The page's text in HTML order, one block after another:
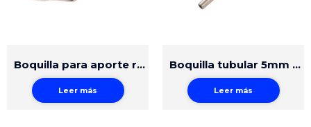
Boquilla para aporte redondo 5mm
Leer más
Boquilla tubular 5mm ajuste fácil
Leer más